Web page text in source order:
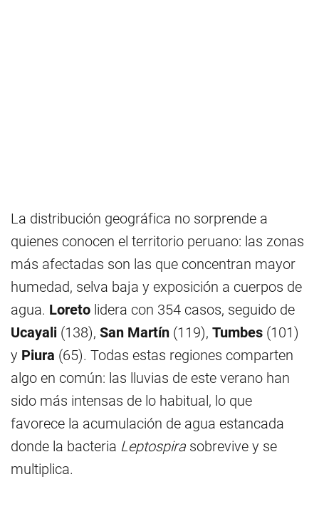
La distribución geográfica no sorprende a
quienes conocen el territorio peruano: las zonas
más afectadas son las que concentran mayor
humedad, selva baja y exposición a cuerpos de
agua. Loreto lidera con 354 casos, seguido de
Ucayali (138), San Martín (119), Tumbes (101)
y Piura (65). Todas estas regiones comparten
algo en común: las lluvias de este verano han
sido más intensas de lo habitual, lo que
favorece la acumulación de agua estancada
donde la bacteria Leptospira sobrevive y se
multiplica.